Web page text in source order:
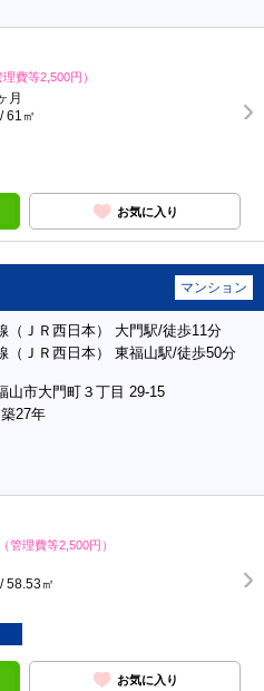
理費等2,500円）
月
61㎡
お気に入り
マンション
（ＪＲ西日本） 大門駅/徒歩11分
（ＪＲ西日本） 東福山駅/徒歩50分
山市大門町３丁目 29-15
27年
（管理費等2,500円）
58.53㎡
お気に入り